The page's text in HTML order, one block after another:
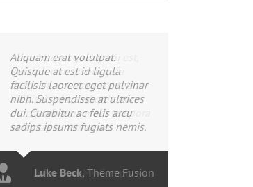
Aliquam erat volutpat.
Quisque at est id ligula
facilisis laoreet eget pulvinar
nibh. Suspendisse at ultrices
dui. Curabitur ac felis arcu
sadips ipsums fugiats nemis.
Luke Beck, Theme Fusion